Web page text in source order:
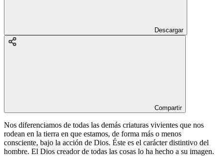
Descargar
Compartir
Nos diferenciamos de todas las demás criaturas vivientes que nos
rodean en la tierra en que estamos, de forma más o menos
consciente, bajo la acción de Dios. Éste es el carácter distintivo del
hombre. El Dios creador de todas las cosas lo ha hecho a su imagen.